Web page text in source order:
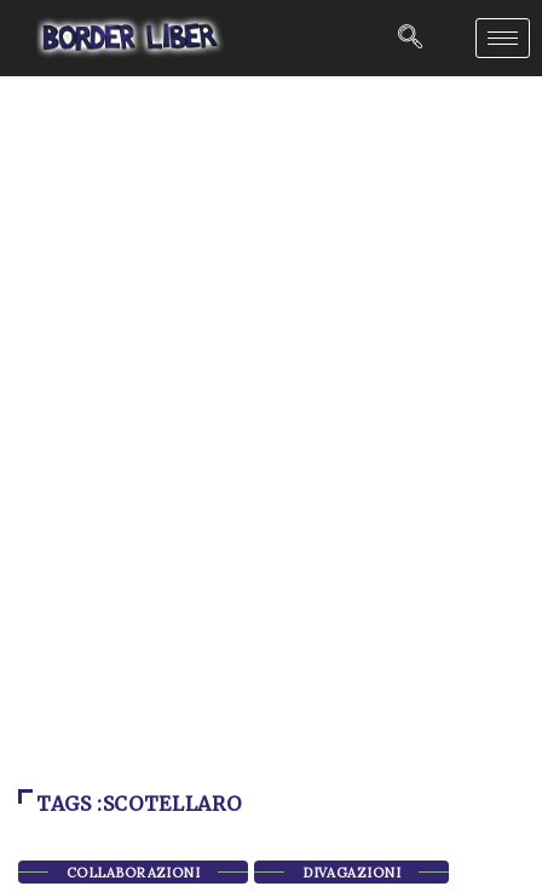
TAGS :SCOTELLARO
COLLABORAZIONI DIVAGAZIONI